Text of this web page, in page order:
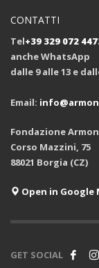
CONTATTI
Tel+39 329 072
anche WhatsApp
dalle 9 alle 13 e
Email:
Fondazione
Corso Mazzini, 75
88021 Borgia (CZ)
Open in Google
GET SOCIAL